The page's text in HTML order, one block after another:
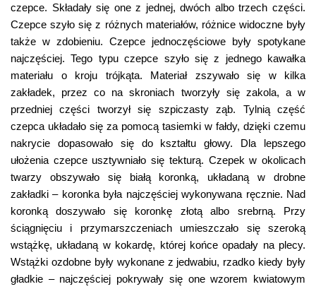
czepce. Składały się one z jednej, dwóch albo trzech części.
Czepce szyło się z różnych materiałów, różnice widoczne były
także w zdobieniu. Czepce jednoczęściowe były spotykane
najczęściej. Tego typu czepce szyło się z jednego kawałka
materiału o kroju trójkąta. Materiał zszywało się w kilka
zakładek, przez co na skroniach tworzyły się zakola, a w
przedniej części tworzył się szpiczasty ząb. Tylnią część
czepca układało się za pomocą tasiemki w fałdy, dzięki czemu
nakrycie dopasowało się do kształtu głowy. Dla lepszego
ułożenia czepce usztywniało się tekturą. Czepek w okolicach
twarzy obszywało się białą koronką, układaną w drobne
zakładki – koronka była najczęściej wykonywana ręcznie. Nad
koronką doszywało się koronkę złotą albo srebrną. Przy
ściągnięciu i przymarszczeniach umieszczało się szeroką
wstążkę, układaną w kokardę, której końce opadały na plecy.
Wstążki ozdobne były wykonane z jedwabiu, rzadko kiedy były
gładkie – najczęściej pokrywały się one wzorem kwiatowym